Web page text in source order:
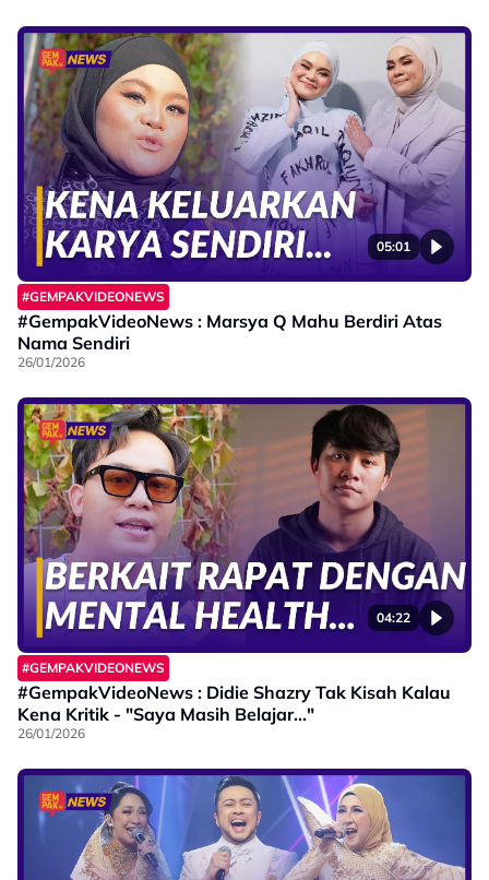
05:01
#GEMPAKVIDEONEWS
#GempakVideoNews : Marsya Q Mahu Berdiri Atas
Nama Sendiri
26/01/2026
04:22
#GEMPAKVIDEONEWS
#GempakVideoNews : Didie Shazry Tak Kisah Kalau
Kena Kritik - "Saya Masih Belajar..."
26/01/2026